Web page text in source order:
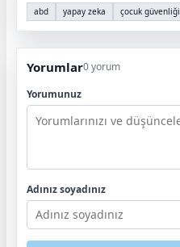
abd yapay zeka çocuk güvenliği
Yorumlar0 yorum
Yorumunuz
Adınız soyadınız